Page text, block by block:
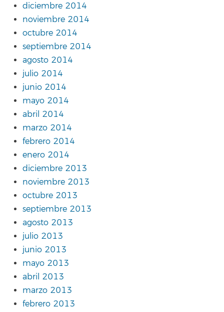
diciembre 2014
noviembre 2014
octubre 2014
septiembre 2014
agosto 2014
julio 2014
junio 2014
mayo 2014
abril 2014
marzo 2014
febrero 2014
enero 2014
diciembre 2013
noviembre 2013
octubre 2013
septiembre 2013
agosto 2013
julio 2013
junio 2013
mayo 2013
abril 2013
marzo 2013
febrero 2013